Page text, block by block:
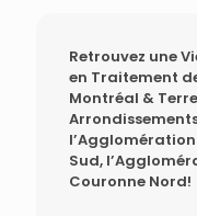
Retrouvez une
en Traitement
Montréal &
Sud,
Couronne Nord!